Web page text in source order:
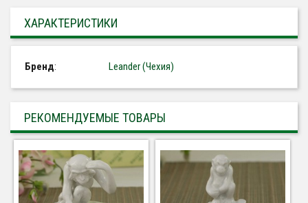
ХАРАКТЕРИСТИКИ
Бренд: Leander (Чехия)
РЕКОМЕНДУЕМЫЕ ТОВАРЫ